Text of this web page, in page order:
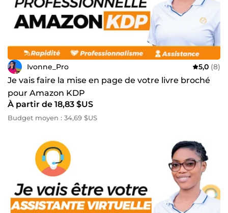
Ivonne_Pro 5,0 (8)
Je vais faire la mise en page de votre livre broché
pour Amazon KDP
À partir de 18,83 $US
Budget moyen : 34,69 $US